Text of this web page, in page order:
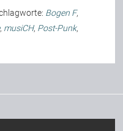
Bogen F,
, musiCH, Post-Punk,